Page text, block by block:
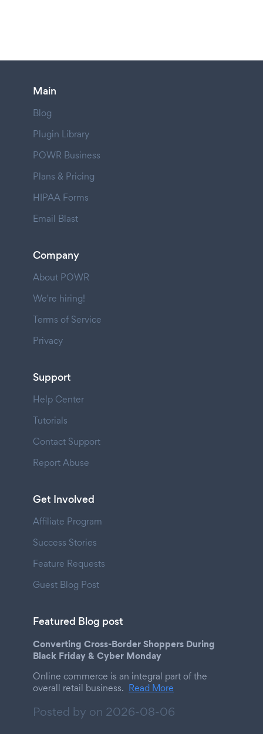
Main
Blog
Plugin Library
POWR Business
Plans & Pricing
HIPAA Forms
Email Blast
Company
About POWR
We're hiring!
Terms of Service
Privacy
Support
Help Center
Tutorials
Contact Support
Report Abuse
Get Involved
Affiliate Program
Success Stories
Feature Requests
Guest Blog Post
Featured Blog post
Converting Cross-Border Shoppers During
Black Friday & Cyber Monday
Online commerce is an integral part of the
overall retail business. Read More
Posted by on 2026-08-06